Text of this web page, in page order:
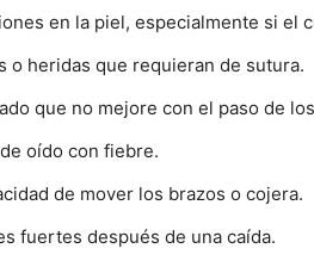
en la piel, especialmente si el
o heridas que requieran de sutura.
que no mejore con el paso de
oído con fiebre.
de mover los brazos o cojera.
fuertes después de una caída.